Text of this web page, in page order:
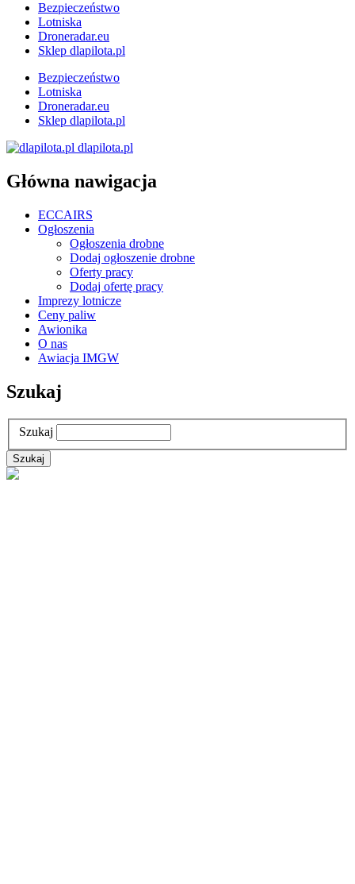
Bezpieczeństwo
Lotniska
Droneradar.eu
Sklep dlapilota.pl
Bezpieczeństwo
Lotniska
Droneradar.eu
Sklep dlapilota.pl
dlapilota.pl
Główna nawigacja
ECCAIRS
Ogłoszenia
Ogłoszenia drobne
Dodaj ogłoszenie drobne
Oferty pracy
Dodaj ofertę pracy
Imprezy lotnicze
Ceny paliw
Awionika
O nas
Awiacja IMGW
Szukaj
Szukaj